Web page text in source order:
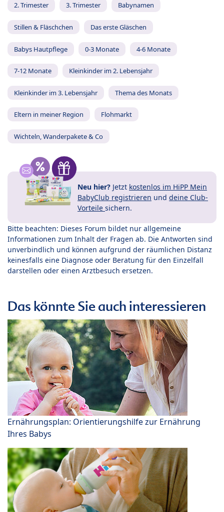
2. Trimester 3. Trimester Babynamen
Stillen & Fläschchen Das erste Gläschen
Babys Hautpflege 0-3 Monate 4-6 Monate
7-12 Monate Kleinkinder im 2. Lebensjahr
Kleinkinder im 3. Lebensjahr Thema des Monats
Eltern in meiner Region Flohmarkt
Wichteln, Wanderpakete & Co
Neu hier? Jetzt kostenlos im HiPP Mein
BabyClub registrieren und deine Club-
Vorteile sichern.
Bitte beachten: Dieses Forum bildet nur allgemeine
Informationen zum Inhalt der Fragen ab. Die Antworten sind
unverbindlich und können aufgrund der räumlichen Distanz
keinesfalls eine Diagnose oder Beratung für den Einzelfall
darstellen oder einen Arztbesuch ersetzen.
Das könnte Sie auch interessieren
Ernährungsplan: Orientierungshilfe zur Ernährung
Ihres Babys